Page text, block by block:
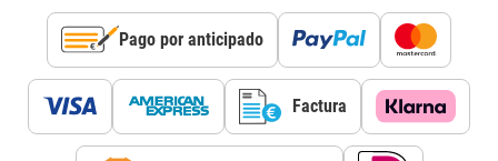
Pago por anticipado
Factura